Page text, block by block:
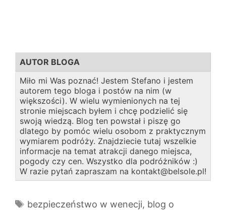
AUTOR BLOGA
Miło mi Was poznać! Jestem Stefano i jestem
autorem tego bloga i postów na nim (w
większości). W wielu wymienionych na tej
stronie miejscach byłem i chcę podzielić się
swoją wiedzą. Blog ten powstał i piszę go
dlatego by pomóc wielu osobom z praktycznym
wymiarem podróży. Znajdziecie tutaj wszelkie
informacje na temat atrakcji danego miejsca,
pogody czy cen. Wszystko dla podróżników :)
W razie pytań zapraszam na kontakt@belsole.pl!
Tagi
bezpieczeństwo w wenecji, blog o